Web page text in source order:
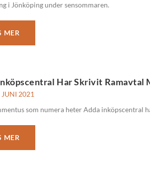
i Jönköping under sensommaren.
MER
Har Skrivit Ramavtal
2021
som numera heter Adda inköpscentral
MER